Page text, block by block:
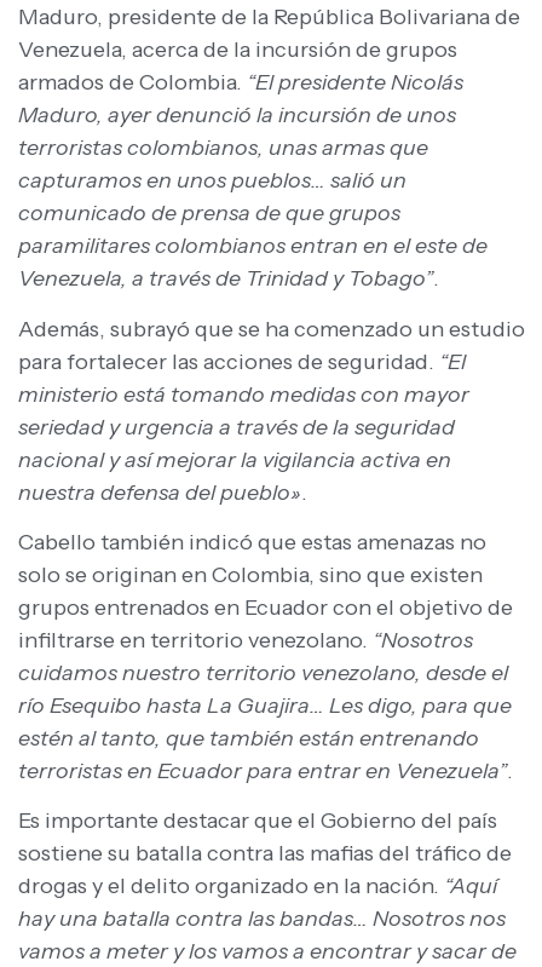
Maduro, presidente de la República Bolivariana de
Venezuela, acerca de la incursión de grupos
armados de Colombia. “El presidente Nicolás
Maduro, ayer denunció la incursión de unos
terroristas colombianos, unas armas que
capturamos en unos pueblos… salió un
comunicado de prensa de que grupos
paramilitares colombianos entran en el este de
Venezuela, a través de Trinidad y Tobago”.
Además, subrayó que se ha comenzado un estudio
para fortalecer las acciones de seguridad. “El
ministerio está tomando medidas con mayor
seriedad y urgencia a través de la seguridad
nacional y así mejorar la vigilancia activa en
nuestra defensa del pueblo».
Cabello también indicó que estas amenazas no
solo se originan en Colombia, sino que existen
grupos entrenados en Ecuador con el objetivo de
infiltrarse en territorio venezolano. “Nosotros
cuidamos nuestro territorio venezolano, desde el
río Esequibo hasta La Guajira… Les digo, para que
estén al tanto, que también están entrenando
terroristas en Ecuador para entrar en Venezuela”.
Es importante destacar que el Gobierno del país
sostiene su batalla contra las mafias del tráfico de
drogas y el delito organizado en la nación. “Aquí
hay una batalla contra las bandas… Nosotros nos
vamos a meter y los vamos a encontrar y sacar de